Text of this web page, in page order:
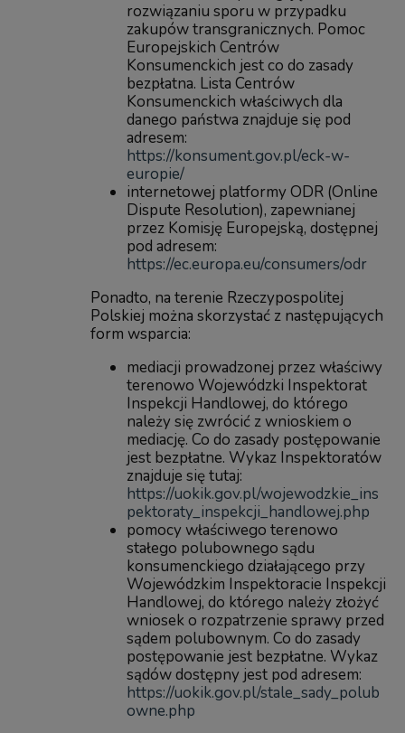
rozwiązaniu sporu w przypadku
zakupów transgranicznych. Pomoc
Europejskich Centrów
Konsumenckich jest co do zasady
bezpłatna. Lista Centrów
Konsumenckich właściwych dla
danego państwa znajduje się pod
adresem:
https://konsument.gov.pl/eck-w-
europie/
internetowej platformy ODR (Online
Dispute Resolution), zapewnianej
przez Komisję Europejską, dostępnej
pod adresem:
https://ec.europa.eu/consumers/odr
Ponadto, na terenie Rzeczypospolitej
Polskiej można skorzystać z następujących
form wsparcia:
mediacji prowadzonej przez właściwy
terenowo Wojewódzki Inspektorat
Inspekcji Handlowej, do którego
należy się zwrócić z wnioskiem o
mediację. Co do zasady postępowanie
jest bezpłatne. Wykaz Inspektoratów
znajduje się tutaj:
https://uokik.gov.pl/wojewodzkie_ins
pektoraty_inspekcji_handlowej.php
pomocy właściwego terenowo
stałego polubownego sądu
konsumenckiego działającego przy
Wojewódzkim Inspektoracie Inspekcji
Handlowej, do którego należy złożyć
wniosek o rozpatrzenie sprawy przed
sądem polubownym. Co do zasady
postępowanie jest bezpłatne. Wykaz
sądów dostępny jest pod adresem:
https://uokik.gov.pl/stale_sady_polub
owne.php